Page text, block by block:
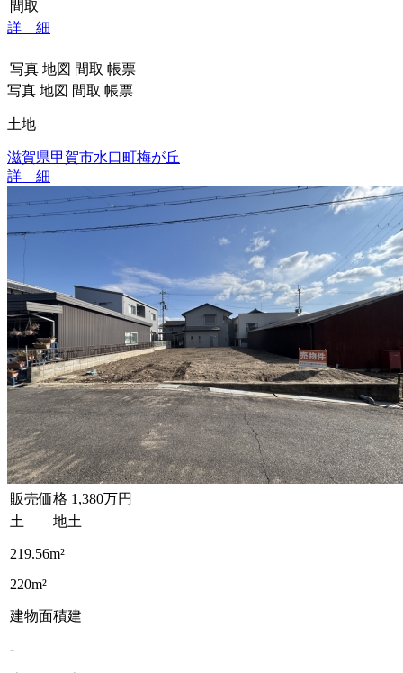
間取
詳 細
写真 地図 間取 帳票
写真 地図 間取 帳票
土地
滋賀県甲賀市水口町梅が丘
詳 細
販売価格 1,380万円
土 地土
219.56m²
220m²
建物面積建
-